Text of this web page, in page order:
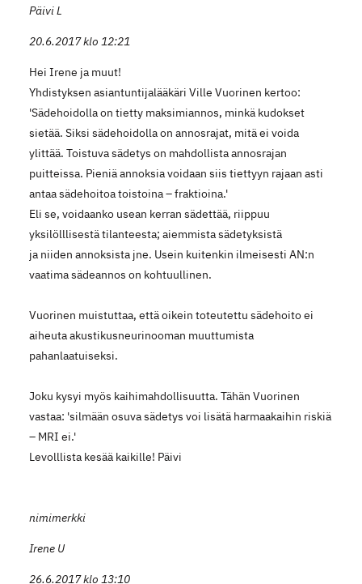
Päivi L
20.6.2017 klo 12:21
Hei Irene ja muut!
Yhdistyksen asiantuntijalääkäri Ville Vuorinen kertoo:
'Sädehoidolla on tietty maksimiannos, minkä kudokset
sietää. Siksi sädehoidolla on annosrajat, mitä ei voida
ylittää. Toistuva sädetys on mahdollista annosrajan
puitteissa. Pieniä annoksia voidaan siis tiettyyn rajaan asti
antaa sädehoitoa toistoina – fraktioina.'
Eli se, voidaanko usean kerran sädettää, riippuu
yksilölllisestä tilanteesta; aiemmista sädetyksistä
ja niiden annoksista jne. Usein kuitenkin ilmeisesti AN:n
vaatima sädeannos on kohtuullinen.
Vuorinen muistuttaa, että oikein toteutettu sädehoito ei
aiheuta akustikusneurinooman muuttumista
pahanlaatuiseksi.
Joku kysyi myös kaihimahdollisuutta. Tähän Vuorinen
vastaa: 'silmään osuva sädetys voi lisätä harmaakaihin riskiä
– MRI ei.'
Levolllista kesää kaikille! Päivi
nimimerkki
Irene U
26.6.2017 klo 13:10